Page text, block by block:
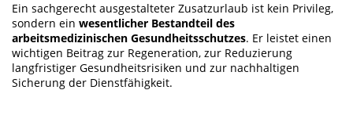
Ein sachgerecht ausgestalteter Zusatzurlaub ist kein Privileg,
sondern ein wesentlicher Bestandteil des
arbeitsmedizinischen Gesundheitsschutzes. Er leistet einen
wichtigen Beitrag zur Regeneration, zur Reduzierung
langfristiger Gesundheitsrisiken und zur nachhaltigen
Sicherung der Dienstfähigkeit.